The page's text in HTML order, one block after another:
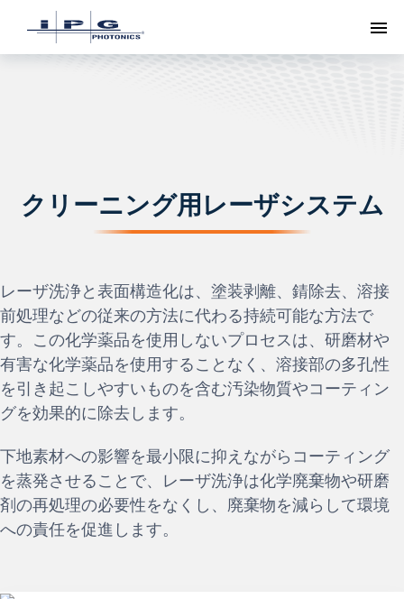
ト
クリーニング用レーザシステム
レーザ洗浄と表面構造化は、塗装剥離、錆除去、溶接
前処理などの従来の方法に代わる持続可能な方法で
す。この化学薬品を使用しないプロセスは、研磨材や
有害な化学薬品を使用することなく、溶接部の多孔性
を引き起こしやすいものを含む汚染物質やコーティン
グを効果的に除去します。
下地素材への影響を最小限に抑えながらコーティング
を蒸発させることで、レーザ洗浄は化学廃棄物や研磨
剤の再処理の必要性をなくし、廃棄物を減らして環境
への責任を促進します。